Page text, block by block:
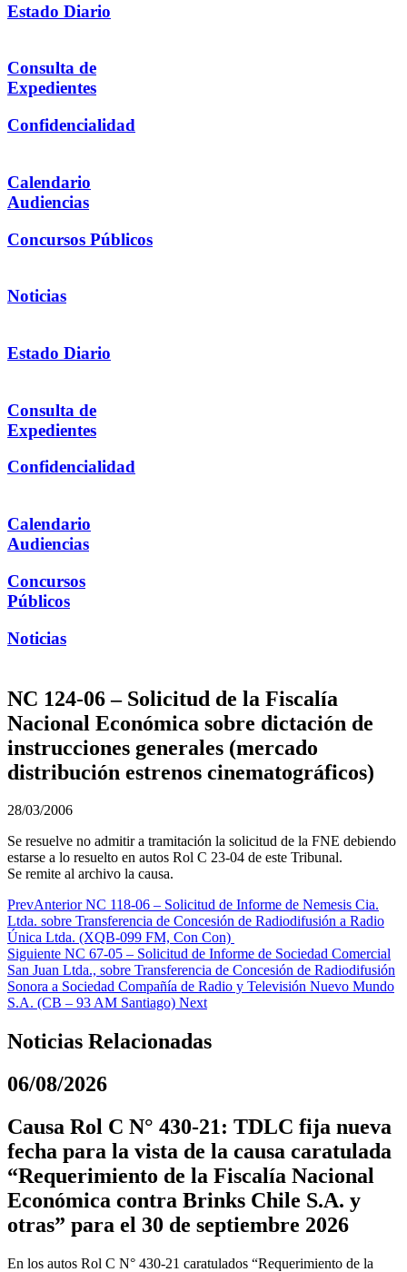
Estado Diario
Consulta de
Expedientes
Confidencialidad
Calendario
Audiencias
Concursos Públicos
Noticias
Estado Diario
Consulta de
Expedientes
Confidencialidad
Calendario
Audiencias
Concursos
Públicos
Noticias
NC 124-06 – Solicitud de la Fiscalía
Nacional Económica sobre dictación de
instrucciones generales (mercado
distribución estrenos cinematográficos)
28/03/2006
Se resuelve no admitir a tramitación la solicitud de la FNE debiendo
estarse a lo resuelto en autos Rol C 23-04 de este Tribunal.
Se remite al archivo la causa.
PrevAnteriorNC 118-06 – Solicitud de Informe de Nemesis Cia.
Ltda. sobre Transferencia de Concesión de Radiodifusión a Radio
Única Ltda. (XQB-099 FM, Con Con)
Siguiente NC 67-05 – Solicitud de Informe de Sociedad Comercial
San Juan Ltda., sobre Transferencia de Concesión de Radiodifusión
Sonora a Sociedad Compañía de Radio y Televisión Nuevo Mundo
S.A. (CB – 93 AM Santiago) Next
Noticias Relacionadas
06/08/2026
Causa Rol C N° 430-21: TDLC fija nueva
fecha para la vista de la causa caratulada
“Requerimiento de la Fiscalía Nacional
Económica contra Brinks Chile S.A. y
otras” para el 30 de septiembre 2026
En los autos Rol C N° 430-21 caratulados “Requerimiento de la